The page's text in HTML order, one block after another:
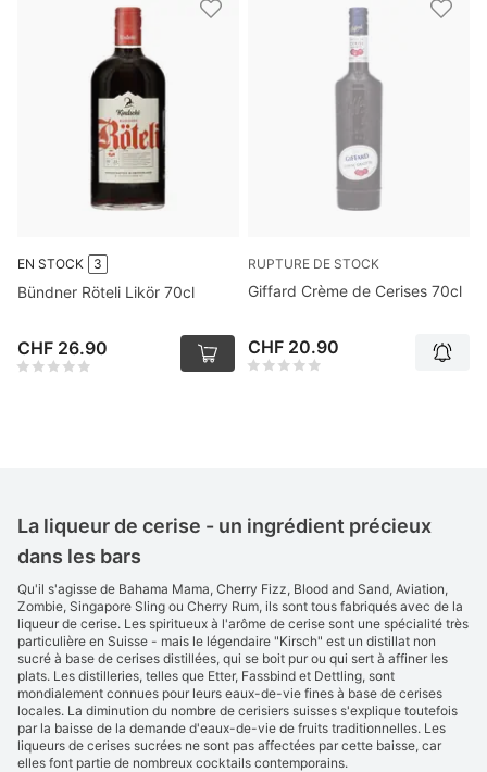
EN STOCK 3
Bündner Röteli Likör 70cl
CHF 26.90
RUPTURE DE STOCK
Giffard Crème de Cerises 70cl
CHF 20.90
La liqueur de cerise - un ingrédient précieux
dans les bars
Qu'il s'agisse de Bahama Mama, Cherry Fizz, Blood and Sand, Aviation,
Zombie, Singapore Sling ou Cherry Rum, ils sont tous fabriqués avec de la
liqueur de cerise. Les spiritueux à l'arôme de cerise sont une spécialité très
particulière en Suisse - mais le légendaire "Kirsch" est un distillat non
sucré à base de cerises distillées, qui se boit pur ou qui sert à affiner les
plats. Les distilleries, telles que Etter, Fassbind et Dettling, sont
mondialement connues pour leurs eaux-de-vie fines à base de cerises
locales. La diminution du nombre de cerisiers suisses s'explique toutefois
par la baisse de la demande d'eaux-de-vie de fruits traditionnelles. Les
liqueurs de cerises sucrées ne sont pas affectées par cette baisse, car
elles font partie de nombreux cocktails contemporains.